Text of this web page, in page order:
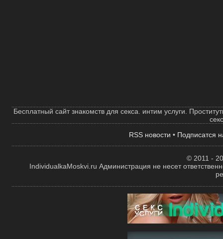
Бесплатный сайт знакомств для секса. интим услуги.
RSS новости • Подписатся
© 2011 -
IndividualkaMoskvi.ru Администрация не несет